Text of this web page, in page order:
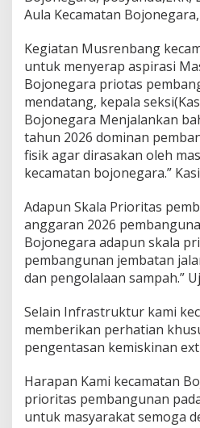
Aula Kecamatan
Kegiatan Musrenbang
untuk menyerap aspirasi
Bojonegara priotas
mendatang, kepala
Bojonegara Menjalankan
tahun 2026 dominan
fisik agar dirasakan oleh
kecamatan bojonegara.”
Adapun Skala Prioritas
anggaran 2026
Bojonegara adapun skala
pembangunan jembatan
dan pengolalaan sampah.”
Selain Infrastruktur kami
memberikan perhatian
pengentasan kemiskinan
Harapan Kami kecamatan
prioritas pembangunan
untuk masyarakat semoga